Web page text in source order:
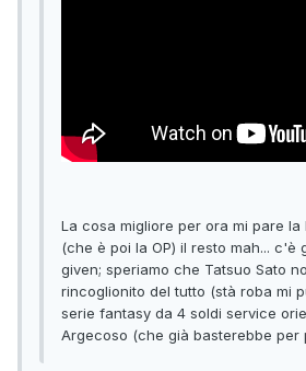
La cosa migliore per ora mi pare
(che è poi la OP) il resto mah... c'è
given; speriamo che Tatsuo Sato
rincoglionito del tutto (stà roba mi
serie fantasy da 4 soldi service
Argecoso (che già basterebbe per